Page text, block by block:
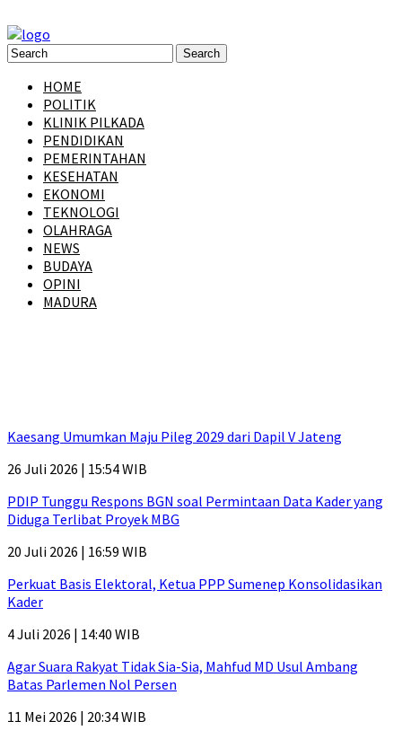
HOME
POLITIK
KLINIK PILKADA
PENDIDIKAN
PEMERINTAHAN
KESEHATAN
EKONOMI
TEKNOLOGI
OLAHRAGA
NEWS
BUDAYA
OPINI
MADURA
Kaesang Umumkan Maju Pileg 2029 dari Dapil V Jateng
26 Juli 2026 | 15:54 WIB
PDIP Tunggu Respons BGN soal Permintaan Data Kader yang
Diduga Terlibat Proyek MBG
20 Juli 2026 | 16:59 WIB
Perkuat Basis Elektoral, Ketua PPP Sumenep Konsolidasikan
Kader
4 Juli 2026 | 14:40 WIB
Agar Suara Rakyat Tidak Sia-Sia, Mahfud MD Usul Ambang
Batas Parlemen Nol Persen
11 Mei 2026 | 20:34 WIB